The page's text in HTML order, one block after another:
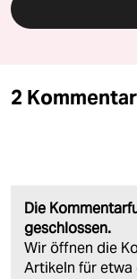
2
Die
geschlossen.
Wir öffnen die
Artikeln für etwa